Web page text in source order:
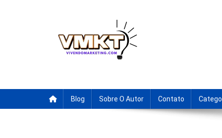
Blog Sobre O Autor Contato